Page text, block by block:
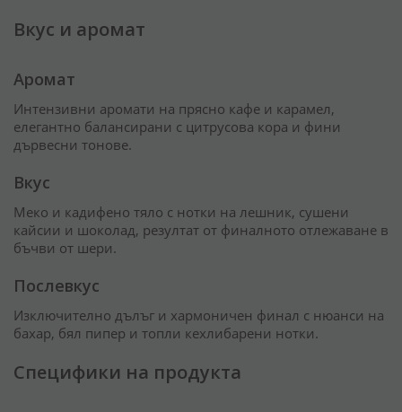
Вкус и аромат
Аромат
Интензивни аромати на прясно кафе и карамел,
елегантно балансирани с цитрусова кора и фини
дървесни тонове.
Вкус
Меко и кадифено тяло с нотки на лешник, сушени
кайсии и шоколад, резултат от финалното отлежаване в
бъчви от шери.
Послевкус
Изключително дълъг и хармоничен финал с нюанси на
бахар, бял пипер и топли кехлибарени нотки.
Специфики на продукта